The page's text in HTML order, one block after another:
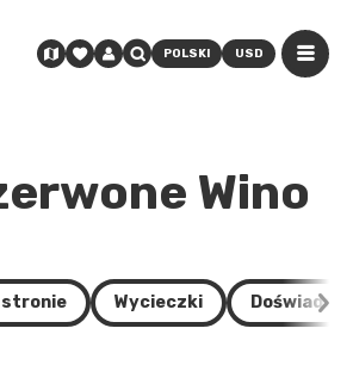
POLSKI USD
Wino
stronie Wycieczki